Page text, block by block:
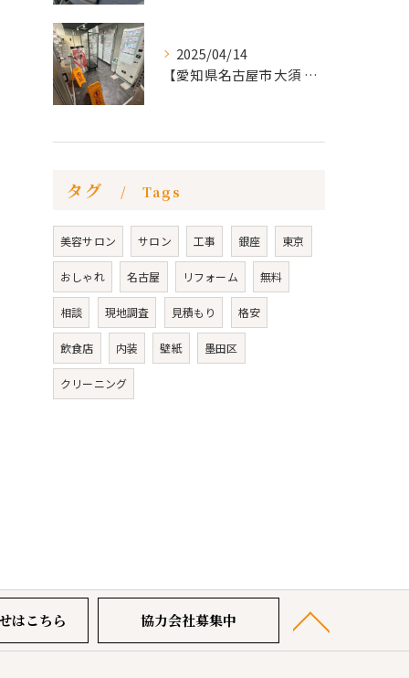
2025/04/14
【愛知県名古屋市大須 カードショップ屋のリノベーション
タグ Tags
美容サロン サロン 工事 銀座 東京
おしゃれ 名古屋 リフォーム 無料
相談 現地調査 見積もり 格安
飲食店 内装 壁紙 墨田区
クリーニング
はこちら 協力会社募集中